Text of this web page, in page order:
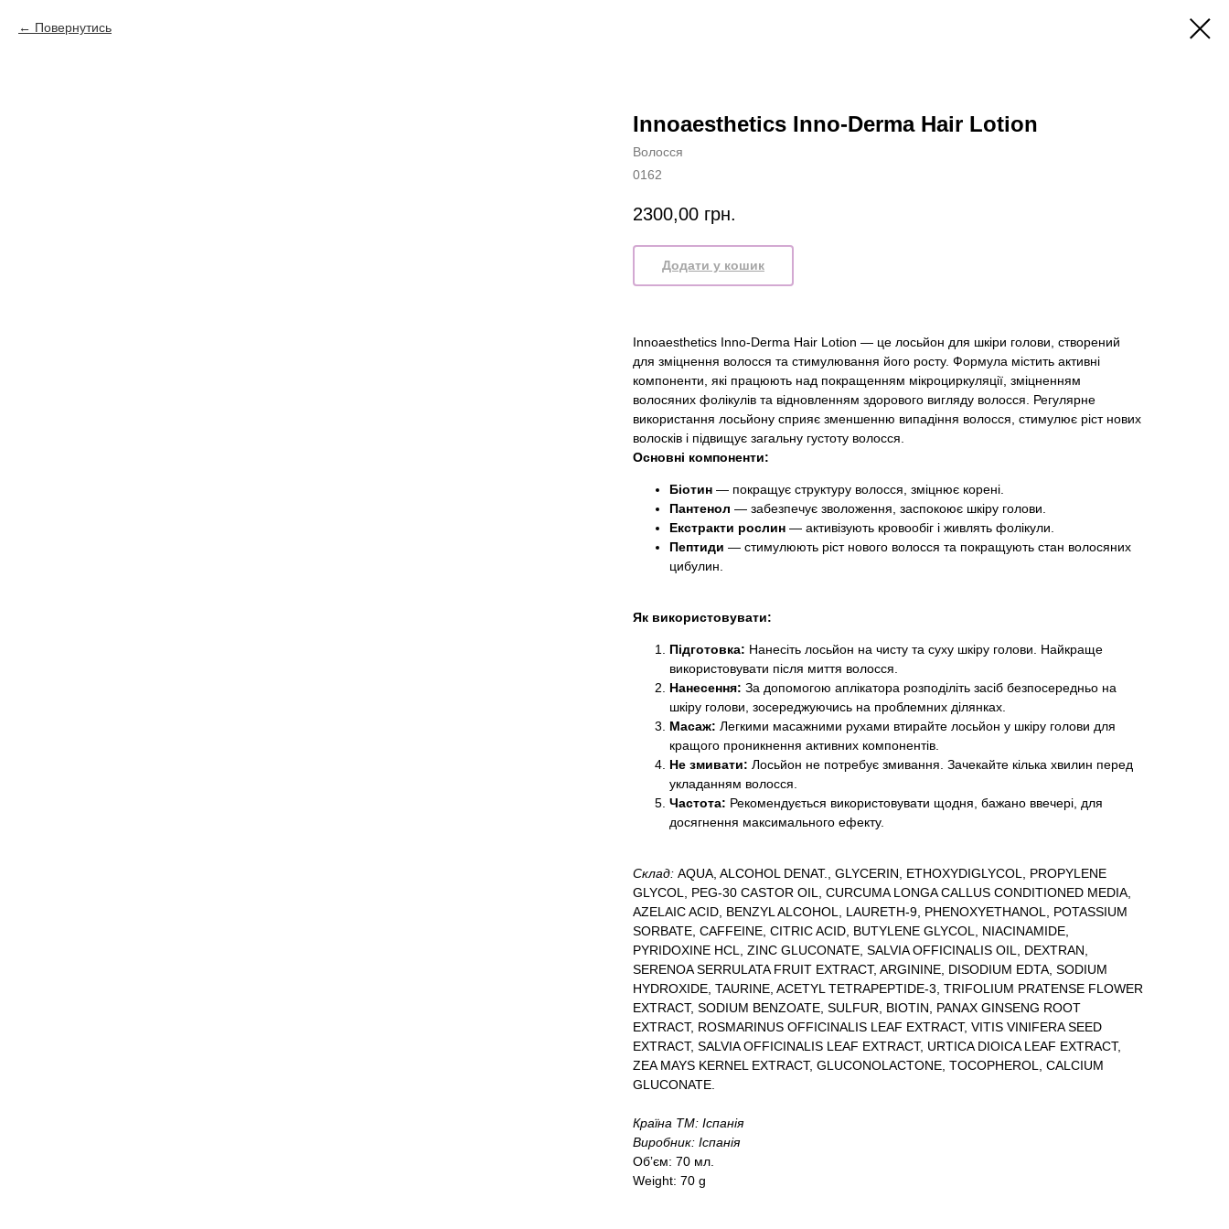
Повернутись
Innoaesthetics Inno-Derma Hair Lotion
Волосся
0162
2300,00 грн.
Додати у кошик
Innoaesthetics Inno-Derma Hair Lotion — це лосьйон для шкіри голови, створений
для зміцнення волосся та стимулювання його росту. Формула містить активні
компоненти, які працюють над покращенням мікроциркуляції, зміцненням
волосяних фолікулів та відновленням здорового вигляду волосся. Регулярне
використання лосьйону сприяє зменшенню випадіння волосся, стимулює ріст нових
волосків і підвищує загальну густоту волосся.
Основні компоненти:
Біотин — покращує структуру волосся, зміцнює корені.
Пантенол — забезпечує зволоження, заспокоює шкіру голови.
Екстракти рослин — активізують кровообіг і живлять фолікули.
Пептиди — стимулюють ріст нового волосся та покращують стан волосяних
цибулин.
Як використовувати:
Підготовка: Нанесіть лосьйон на чисту та суху шкіру голови. Найкраще
використовувати після миття волосся.
Нанесення: За допомогою аплікатора розподіліть засіб безпосередньо на
шкіру голови, зосереджуючись на проблемних ділянках.
Масаж: Легкими масажними рухами втирайте лосьйон у шкіру голови для
кращого проникнення активних компонентів.
Не змивати: Лосьйон не потребує змивання. Зачекайте кілька хвилин перед
укладанням волосся.
Частота: Рекомендується використовувати щодня, бажано ввечері, для
досягнення максимального ефекту.
Склад: AQUA, ALCOHOL DENAT., GLYCERIN, ETHOXYDIGLYCOL, PROPYLENE
GLYCOL, PEG-30 CASTOR OIL, CURCUMA LONGA CALLUS CONDITIONED MEDIA,
AZELAIC ACID, BENZYL ALCOHOL, LAURETH-9, PHENOXYETHANOL, POTASSIUM
SORBATE, CAFFEINE, CITRIC ACID, BUTYLENE GLYCOL, NIACINAMIDE,
PYRIDOXINE HCL, ZINC GLUCONATE, SALVIA OFFICINALIS OIL, DEXTRAN,
SERENOA SERRULATA FRUIT EXTRACT, ARGININE, DISODIUM EDTA, SODIUM
HYDROXIDE, TAURINE, ACETYL TETRAPEPTIDE-3, TRIFOLIUM PRATENSE FLOWER
EXTRACT, SODIUM BENZOATE, SULFUR, BIOTIN, PANAX GINSENG ROOT
EXTRACT, ROSMARINUS OFFICINALIS LEAF EXTRACT, VITIS VINIFERA SEED
EXTRACT, SALVIA OFFICINALIS LEAF EXTRACT, URTICA DIOICA LEAF EXTRACT,
ZEA MAYS KERNEL EXTRACT, GLUCONOLACTONE, TOCOPHEROL, CALCIUM
GLUCONATE.
Країна ТМ: Іспанія
Виробник: Іспанія
Обʼєм: 70 мл.
Weight: 70 g